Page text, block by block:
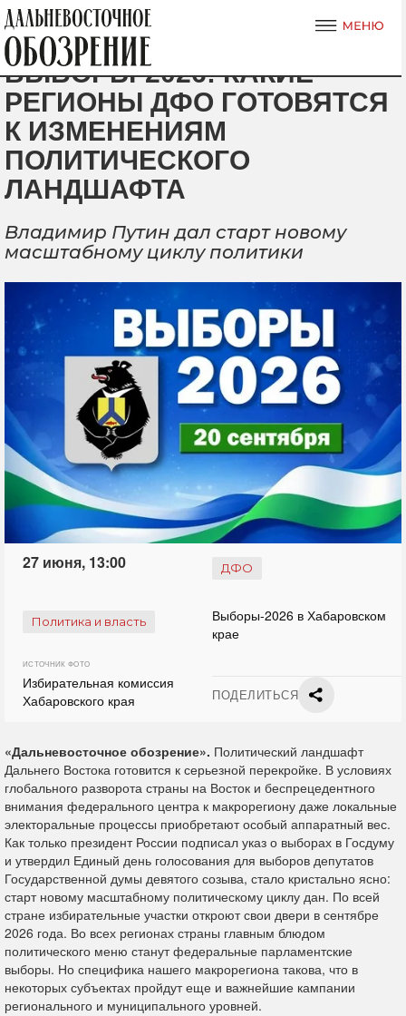
ВЫБОРЫ-2026: КАКИЕ
РЕГИОНЫ ДФО ГОТОВЯТСЯ
К ИЗМЕНЕНИЯМ
ПОЛИТИЧЕСКОГО
ЛАНДШАФТА
Владимир Путин дал старт новому
масштабному циклу политики
27 июня, 13:00 ДФО
Политика и власть
Выборы-2026 в Хабаровском
крае
ИСТОЧНИК ФОТО
Избирательная комиссия
Хабаровского края
ПОДЕЛИТЬСЯ
«Дальневосточное обозрение». Политический ландшафт
Дальнего Востока готовится к серьезной перекройке. В условиях
глобального разворота страны на Восток и беспрецедентного
внимания федерального центра к макрорегиону даже локальные
электоральные процессы приобретают особый аппаратный вес.
Как только президент России подписал указ о выборах в Госдуму
и утвердил Единый день голосования для выборов депутатов
Государственной думы девятого созыва, стало кристально ясно:
старт новому масштабному политическому циклу дан. По всей
стране избирательные участки откроют свои двери в сентябре
2026 года. Во всех регионах страны главным блюдом
политического меню станут федеральные парламентские
выборы. Но специфика нашего макрорегиона такова, что в
некоторых субъектах пройдут еще и важнейшие кампании
регионального и муниципального уровней.